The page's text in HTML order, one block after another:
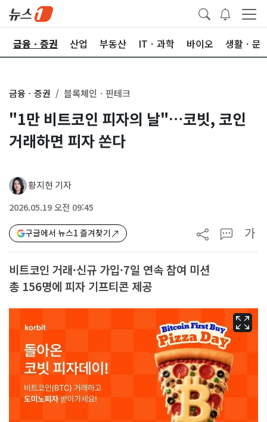
금융ㆍ증권 산업 부동산 ITㆍ과학 바이오 생활ㆍ문
금융ㆍ증권 블록체인ㆍ핀테크
"1만 비트코인 피자의 날"…코빗, 코인
거래하면 피자 쏜다
황지현 기자
2026.05.19 오전 09:45
구글에서 뉴스1 즐겨찾기 가
비트코인 거래·신규 가입·7일 연속 참여 미션
총 156명에 피자 기프티콘 제공